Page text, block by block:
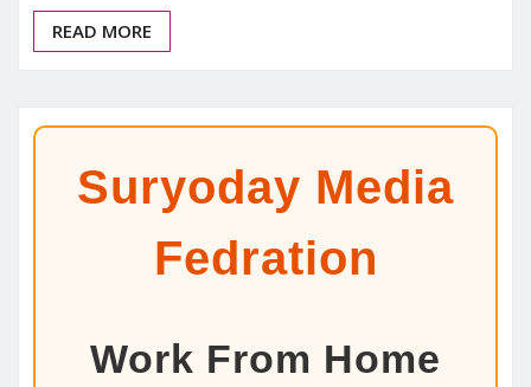
READ MORE
Suryoday Media
Fedration
Work From Home